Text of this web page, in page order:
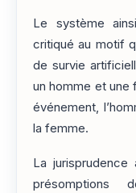
Le système
critiqué au motif
de survie
un homme et une
événement,
la femme.
La